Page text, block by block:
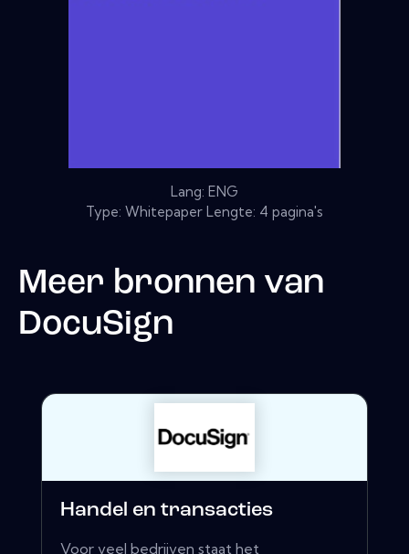
Lang: ENG
Type: Whitepaper Lengte: 4 pagina's
Meer bronnen van
DocuSign
Handel en transacties
Voor veel bedrijven staat het